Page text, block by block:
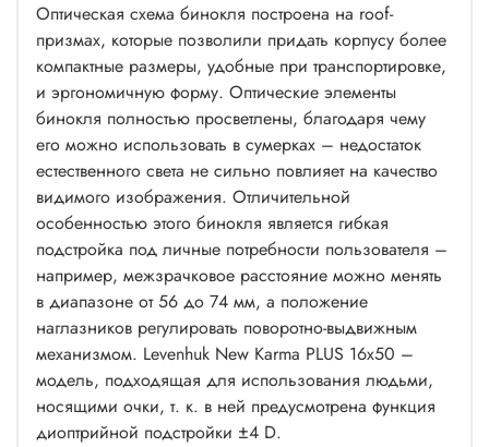
Оптическая схема бинокля построена на roof-
призмах, которые позволили придать корпусу более
компактные размеры, удобные при транспортировке,
и эргономичную форму. Оптические элементы
бинокля полностью просветлены, благодаря чему
его можно использовать в сумерках – недостаток
естественного света не сильно повлияет на качество
видимого изображения. Отличительной
особенностью этого бинокля является гибкая
подстройка под личные потребности пользователя –
например, межзрачковое расстояние можно менять
в диапазоне от 56 до 74 мм, а положение
наглазников регулировать поворотно-выдвижным
механизмом. Levenhuk New Karma PLUS 16x50 –
модель, подходящая для использования людьми,
носящими очки, т. к. в ней предусмотрена функция
диоптрийной подстройки ±4 D.